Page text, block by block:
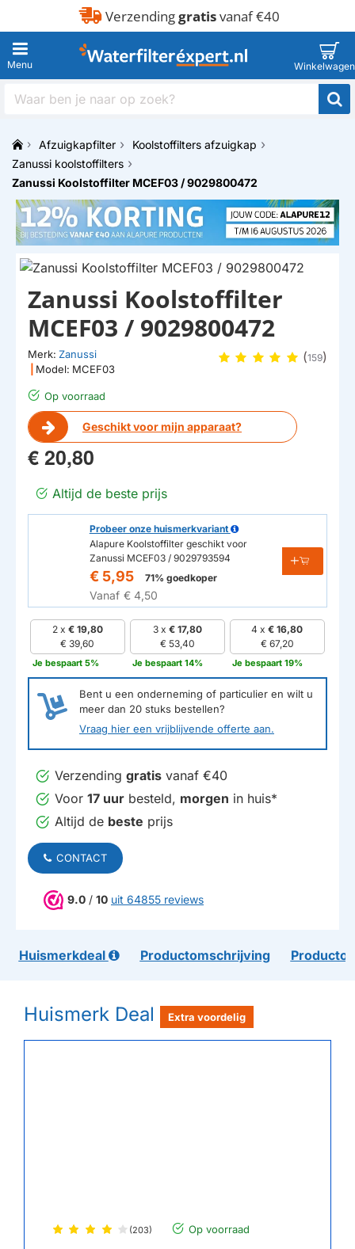
Verzendinggratisvanaf €40
Waar
naar
op
zoek?
h
m
e
Afzuigkapfilter
Koolstoffilters afzuigkap
Zanussi koolstoffilters
Zanussi Koolstoffilter MCEF03 / 9029800472
Op voorraad
Geschikt voor mijn apparaat?
Zanussi Koolstoffilter
MCEF03 / 9029800472
Merk: Zanussi
Model: MCEF03
(159)
€ 20,80
Altijd de beste prijs
Probeer onze huismerkvariant
Alapure Koolstoffilter geschikt voor
Zanussi MCEF03 / 9029793594
€ 5,95 71% goedkoper
Vanaf € 4,50
2 x € 19,80
€ 39,60
Je bespaart 5%
3 x € 17,80
€ 53,40
Je bespaart 14%
4 x€ 16,80
€ 67,20
Je bespaart 19%
Bent u een onderneming of particulier en wilt u
meer dan 20 stuks bestellen?
Vraag hier een vrijblijvende offerte aan.
Verzending gratis vanaf €40
Voor 17 uur besteld, morgen in huis*
Altijd de beste prijs
CONTACT
9.0 / 10 uit 64855 reviews
Huismerkdeal Productomschrijving
Huismerk Deal Extra voordelig
(203) Op voorraad